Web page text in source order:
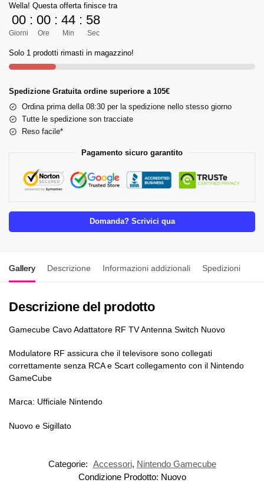
Wella! Questa offerta finisce tra
00
Giorni
: 00
Ore
: 44
Min
: 58
Sec
Solo 1 prodotti rimasti in magazzino!
Spedizione Gratuita ordine superiore a 105€
Ordina prima della 08:30 per la spedizione nello stesso giorno
Tutte le spedizione son tracciate
Reso facile*
Pagamento sicuro garantito
Domanda? Scrivici qua
Gallery Descrizione Informazioni addizionali Spedizioni
Descrizione del prodotto
Gamecube Cavo Adattatore RF TV Antenna Switch Nuovo
Modulatore RF assicura che il televisore sono collegati
correttamente senza RCA e Scart collegamento con il Nintendo
GameCube
Marca: Ufficiale Nintendo
Nuovo e Sigillato
Categorie: Accessori, Nintendo Gamecube
Condizione Prodotto: Nuovo